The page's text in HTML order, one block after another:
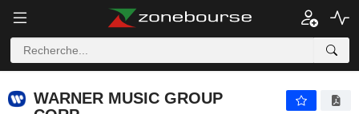
WARNER MUSIC GROUP